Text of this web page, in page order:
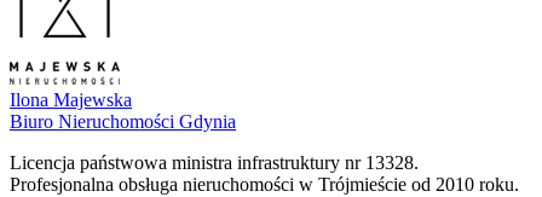
Ilona Majewska
Biuro Nieruchomości Gdynia
Licencja państwowa ministra infrastruktury nr 13328.
Profesjonalna obsługa nieruchomości w Trójmieście od 2010 roku.